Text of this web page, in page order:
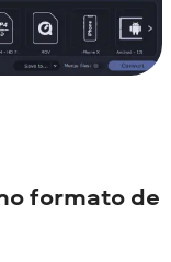
formato de